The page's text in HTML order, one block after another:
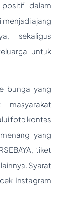
positif dalam
menjadi ajang
sekaligus
untuk
bunga yang
masyarakat
foto kontes
yang
tiket
Syarat
Instagram